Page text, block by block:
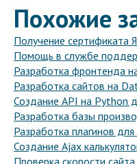
Похожие
Получение сертификата
Помощь в службе
Разработка фронтенда
Разработка сайтов на
Создание API на Python
Разработка базы
Разработка плагинов для
Создание Ajax